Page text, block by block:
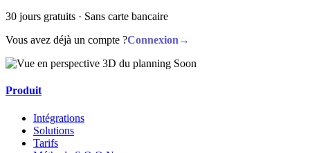
30 jours gratuits · Sans carte bancaire
Vous avez déjà un compte ?Connexion →
Produit
Intégrations
Solutions
Tarifs